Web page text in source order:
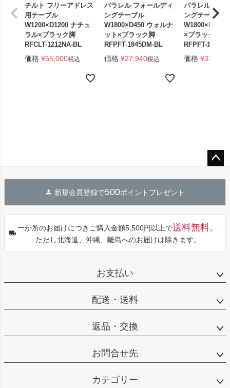
チルト フリーアドレス
用テーブル
W1200×D1200 ナチュ
ラル×ブラック脚
RFCLT-1212NA-BL
価格 ¥55,000税込
パラレル フォールディ
ングテーブル
W1800×D450 ウォルナ
ット×ブラック脚
RFPFT-1845DM-BL
価格 ¥27,940税込
パラレル フォ
ングテーブル
W1800×D450
×ブラック脚
RFPFT-
価格 ¥33,440
へ
新規会員登録で500ポイントプレゼント
一か所のお届けにつきご購入金額5,500円以上で送料無料。
ただし北海道、沖縄、離島へのお届けは除きます。
お支払い
配送・送料
返品・交換
お問合せ先
カテゴリー